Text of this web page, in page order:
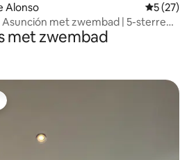
Alonso
5 (27)
Asunción met zwembad | 5-sterren
met zwembad